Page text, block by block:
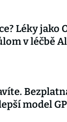
Léky jako
v léčbě
model